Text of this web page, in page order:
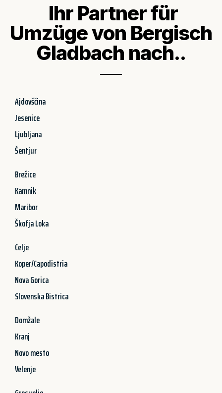
Ihr Partner für
Umzüge von Bergisch
Gladbach nach..
Ajdovščina
Jesenice
Ljubljana
Šentjur
Brežice
Kamnik
Maribor
Škofja Loka
Celje
Koper/Capodistria
Nova Gorica
Slovenska Bistrica
Domžale
Kranj
Novo mesto
Velenje